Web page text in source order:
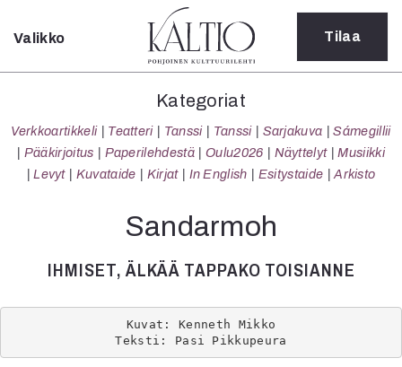
Sulje
Kategoriat
Verkkoartikkeli
Teatteri
Tanssi
Sarjakuva
Sámegillii
Pääkirjoitus
Paperilehdestä
Näyttelyt
Musiikki
Valikko Tilaa
Kategoriat
Verkkoartikkeli Teatteri Tanssi Tanssi Sarjakuva
Sámegillii
Pääkirjoitus
Paperilehdestä Oulu2026 Näyttelyt
Musiikki
Levyt
Kuvataide Kirjat In English Esitystaide Arkisto
Sandarmoh
IHMISET, ÄLKÄÄ TAPPAKO TOISIANNE
Kuvat: Kenneth Mikko
Teksti: Pasi Pikkupeura